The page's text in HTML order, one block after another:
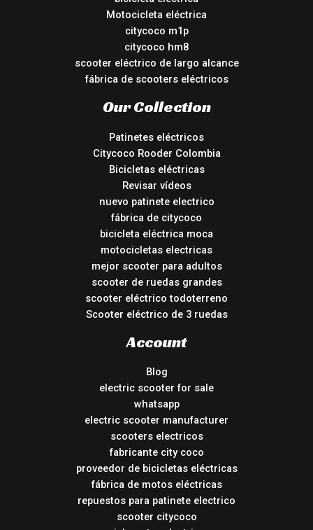
Motocicleta eléctrica
citycoco m1p
citycoco hm8
scooter eléctrico de largo alcance
fábrica de scooters eléctricos
Our Collection
Patinetes eléctricos
Citycoco Rooder Colombia
Bicicletas eléctricas
Revisar vídeos
nuevo patinete electrico
fábrica de citycoco
bicicleta eléctrica moca
motocicletas electricas
mejor scooter para adultos
scooter de ruedas grandes
scooter eléctrico todoterreno
Scooter eléctrico de 3 ruedas
Account
Blog
electric scooter for sale
whatsapp
electric scooter manufacturer
scooters electricos
fabricante city coco
proveedor de bicicletas eléctricas
fábrica de motos eléctricas
repuestos para patinete electrico
scooter citycoco